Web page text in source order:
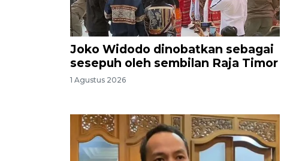
Joko Widodo dinobatkan sebagai
sesepuh oleh sembilan Raja Timor
1 Agustus 2026